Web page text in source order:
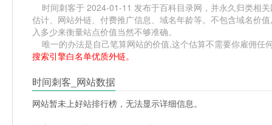
时间刺客于 2024-01-11 发布于百科目录网，并永久归类相
估计、网站外链、付费推广信息、域名年龄等。不包含域名价
入多少来衡量站点价值当然不够准确。
唯一的办法是自己笔算网站的价值,这个估算不需要你雇佣任
搜索引擎白名单优质外链。
时间刺客_网站数据
网站暂未上好站排行榜，无法显示详细信息。